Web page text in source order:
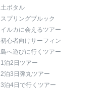
土ボタル
スプリングブルック
イルカに会えるツアー
初心者向けサーフィン
島へ遊びに行くツアー
1泊2日ツアー
2泊3日弾丸ツアー
3泊4日で行くツアー